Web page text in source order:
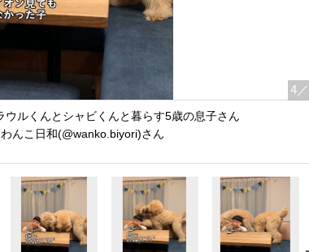
4
ルくんとシャビくんと暮らす5歳の息子さん
んこ日和(@wanko.biyori)さん